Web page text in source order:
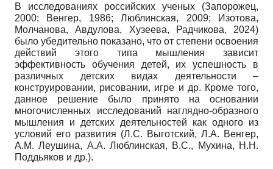
В исследованиях российских ученых (Запорожец,
2000; Венгер, 1986; Люблинская, 2009; Изотова,
Молчанова, Авдулова, Хузеева, Радчикова, 2024)
было убедительно показано, что от степени освоения
действий этого типа мышления зависит
эффективность обучения детей, их успешность в
различных детских видах деятельности –
конструировании, рисовании, игре и др. Кроме того,
данное решение было принято на основании
многочисленных исследований наглядно-образного
мышления и детских деятельностей как одного из
условий его развития (Л.С. Выготский, Л.А. Венгер,
А.М. Леушина, А.А. Люблинская, В.С., Мухина, Н.Н.
Поддьяков и др.).